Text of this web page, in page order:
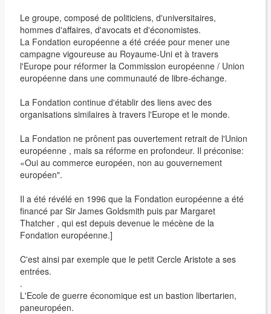
Le groupe, composé de politiciens, d'universitaires,
hommes d'affaires, d'avocats et d'économistes.
La Fondation européenne a été créée pour mener une
campagne vigoureuse au Royaume-Uni et à travers
l'Europe pour réformer la Commission européenne / Union
européenne dans une communauté de libre-échange.
La Fondation continue d'établir des liens avec des
organisations similaires à travers l'Europe et le monde.
La Fondation ne prônent pas ouvertement retrait de l'Union
européenne , mais sa réforme en profondeur. Il préconise:
«Oui au commerce européen, non au gouvernement
européen".
Il a été révélé en 1996 que la Fondation européenne a été
financé par Sir James Goldsmith puis par Margaret
Thatcher , qui est depuis devenue le mécène de la
Fondation européenne.]
C'est ainsi par exemple que le petit Cercle Aristote a ses
entrées.
.
L'Ecole de guerre économique est un bastion libertarien,
paneuropéen.